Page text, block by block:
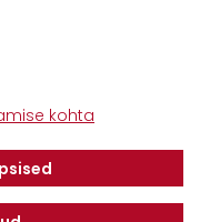
kohta